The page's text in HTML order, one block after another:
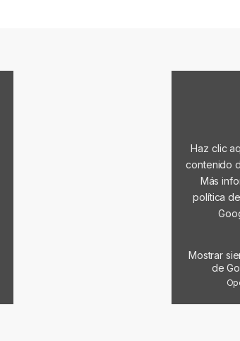
Haz clic
contenido
Más
política
Mostrar
de